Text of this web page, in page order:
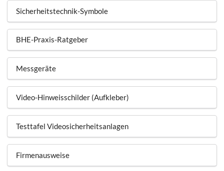
Sicherheitstechnik-Symbole
BHE-Praxis-Ratgeber
Messgeräte
Video-Hinweisschilder (Aufkleber)
Testtafel Videosicherheitsanlagen
Firmenausweise